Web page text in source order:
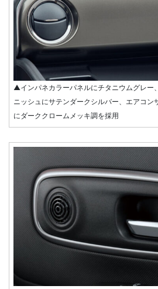
▲インパネカラーパネルにチタニウムグレー
ニッシュにサテンダークシルバー、エアコン
にダーククロームメッキ調を採用